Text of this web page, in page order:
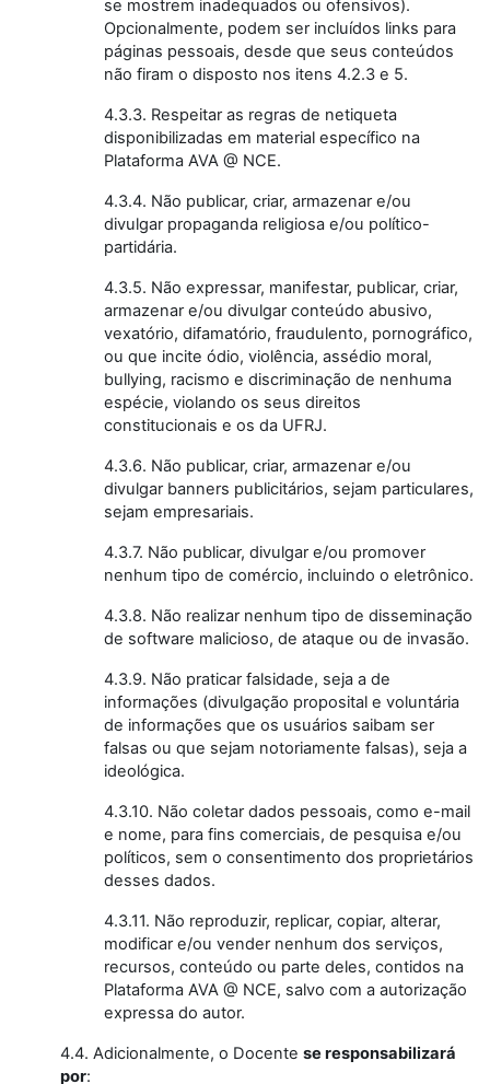
se mostrem inadequados ou ofensivos).
Opcionalmente, podem ser incluídos links para
páginas pessoais, desde que seus conteúdos
não firam o disposto nos itens 4.2.3 e 5.
4.3.3. Respeitar as regras de netiqueta
disponibilizadas em material específico na
Plataforma AVA @ NCE.
4.3.4. Não publicar, criar, armazenar e/ou
divulgar propaganda religiosa e/ou político-
partidária.
4.3.5. Não expressar, manifestar, publicar, criar,
armazenar e/ou divulgar conteúdo abusivo,
vexatório, difamatório, fraudulento, pornográfico,
ou que incite ódio, violência, assédio moral,
bullying, racismo e discriminação de nenhuma
espécie, violando os seus direitos
constitucionais e os da UFRJ.
4.3.6. Não publicar, criar, armazenar e/ou
divulgar banners publicitários, sejam particulares,
sejam empresariais.
4.3.7. Não publicar, divulgar e/ou promover
nenhum tipo de comércio, incluindo o eletrônico.
4.3.8. Não realizar nenhum tipo de disseminação
de software malicioso, de ataque ou de invasão.
4.3.9. Não praticar falsidade, seja a de
informações (divulgação proposital e voluntária
de informações que os usuários saibam ser
falsas ou que sejam notoriamente falsas), seja a
ideológica.
4.3.10. Não coletar dados pessoais, como e-mail
e nome, para fins comerciais, de pesquisa e/ou
políticos, sem o consentimento dos proprietários
desses dados.
4.3.11. Não reproduzir, replicar, copiar, alterar,
modificar e/ou vender nenhum dos serviços,
recursos, conteúdo ou parte deles, contidos na
Plataforma AVA @ NCE, salvo com a autorização
expressa do autor.
4.4. Adicionalmente, o Docente se responsabilizará
por: